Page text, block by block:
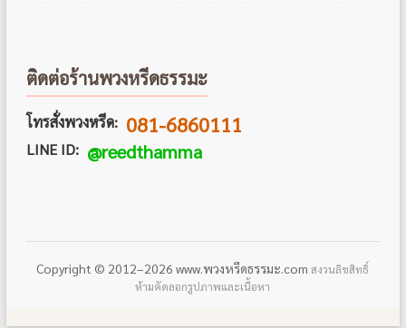
ติดต่อร้านพวงหรีดธรรมะ
โทรสั่งพวงหรีด: 081-6860111
LINE ID: @reedthamma
Copyright © 2012–2026 www.พวงหรีดธรรมะ.comสงวนลิขสิทธิ์
ห้ามคัดลอกรูปภาพและเนื้อหา